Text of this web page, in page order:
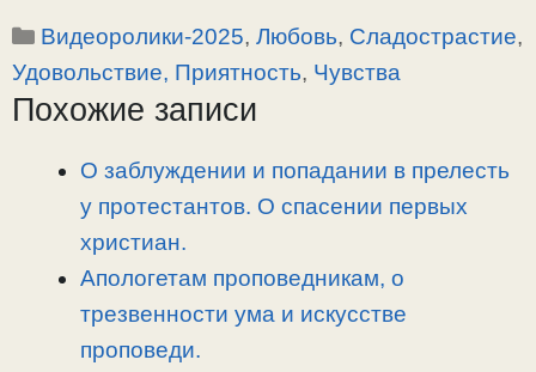
p
y
L
l
e
g
a
c
e
b
o
п
р
а
Рубрики
Видеоролики-2025,Любовь, Сладострастие,
Удовольствие, Приятность, Чувства
Похожие записи
О заблуждении и попадании в прелесть
у протестантов. О спасении первых
христиан.
Апологетам проповедникам, о
трезвенности ума и искусстве
проповеди.